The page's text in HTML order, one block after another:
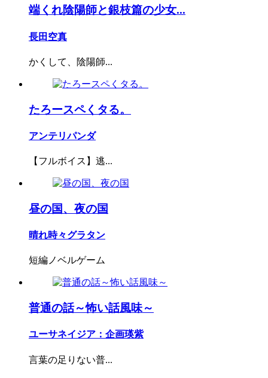
端くれ陰陽師と銀枝篇の少女...
長田空真
かくして、陰陽師...
たろースペくタる。
アンテリパンダ
【フルボイス】逃...
昼の国、夜の国
晴れ時々グラタン
短編ノベルゲーム
普通の話～怖い話風味～
ユーサネイジア：企画瑛紫
言葉の足りない普...